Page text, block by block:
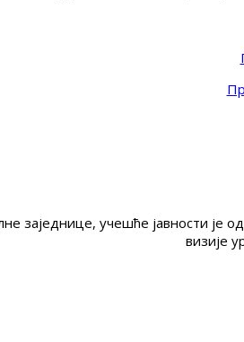
заједнице, учешће јавности је
визије